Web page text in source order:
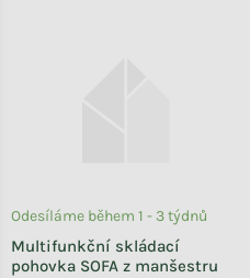
Multifunkční skládací
pohovka SOFA z manšestru
Odesíláme během 1 - 3 týdnů